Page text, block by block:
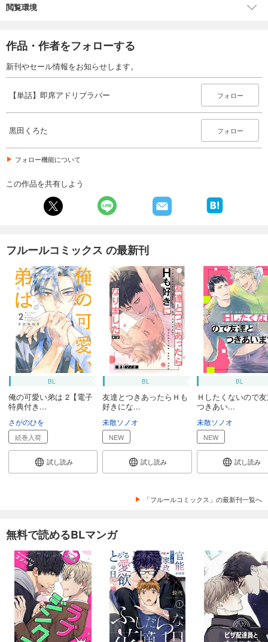
閲覧環境
作品・作者をフォローする
新刊やセール情報をお知らせします。
【単話】即席アドリブラバー フォロー
黒田くろた フォロー
フォロー機能について
この作品を共有しよう
フルールコミックス の最新刊
BL
俺の可愛い弟は 2【電子
特典付き...
さがのひを
続巻入荷
試し読み
BL
友達とつきあったらＨも
好きにな...
未散ソノオ
NEW
試し読み
BL
Ｈしたくないので
つきあい...
未散ソノオ
NEW
試し読み
「フルールコミックス」の最新刊一覧へ
無料で読めるBLマンガ